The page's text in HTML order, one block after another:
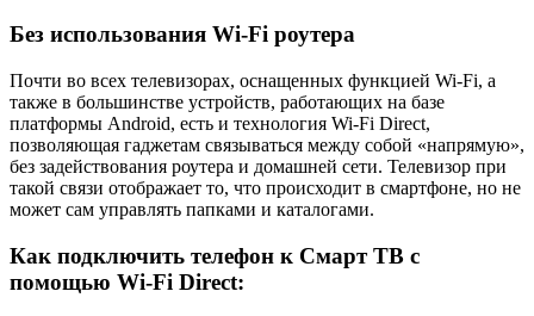
Без использования Wi-Fi роутера
Почти во всех телевизорах, оснащенных функцией Wi-Fi, а
также в большинстве устройств, работающих на базе
платформы Android, есть и технология Wi-Fi Direct,
позволяющая гаджетам связываться между собой «напрямую»,
без задействования роутера и домашней сети. Телевизор при
такой связи отображает то, что происходит в смартфоне, но не
может сам управлять папками и каталогами.
Как подключить телефон к Смарт ТВ с
помощью Wi-Fi Direct: